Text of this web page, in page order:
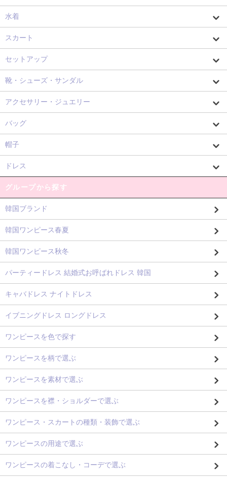
水着
スカート
セットアップ
靴・シューズ・サンダル
アクセサリー・ジュエリー
バッグ
帽子
ドレス
グループから探す
韓国ブランド
韓国ワンピース春夏
韓国ワンピース秋冬
パーティードレス 結婚式お呼ばれドレス 韓国
キャバドレス ナイトドレス
イブニングドレス ロングドレス
ワンピースを色で探す
ワンピースを柄で選ぶ
ワンピースを素材で選ぶ
ワンピースを襟・ショルダーで選ぶ
ワンピース・スカートの種類・装飾で選ぶ
ワンピースの用途で選ぶ
ワンピースの着こなし・コーデで選ぶ